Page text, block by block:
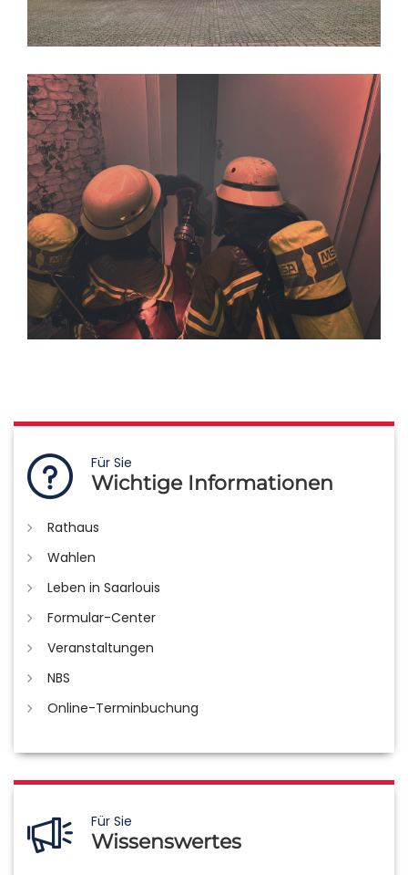
Für Sie
Wichtige Informationen
Rathaus
Wahlen
Leben in Saarlouis
Formular-Center
Veranstaltungen
NBS
Online-Terminbuchung
Für Sie
Wissenswertes